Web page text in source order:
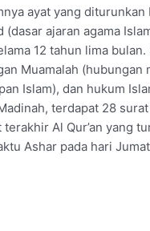
ayat yang
ajaran agama
12 tahun lima
Muamalah (hubungan
Islam), dan hukum
terdapat 28
Al Qur’an yang
Ashar pada hari